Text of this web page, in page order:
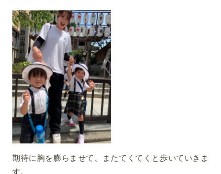
期待に胸を膨らませて、またてくてくと歩いていきま
す。